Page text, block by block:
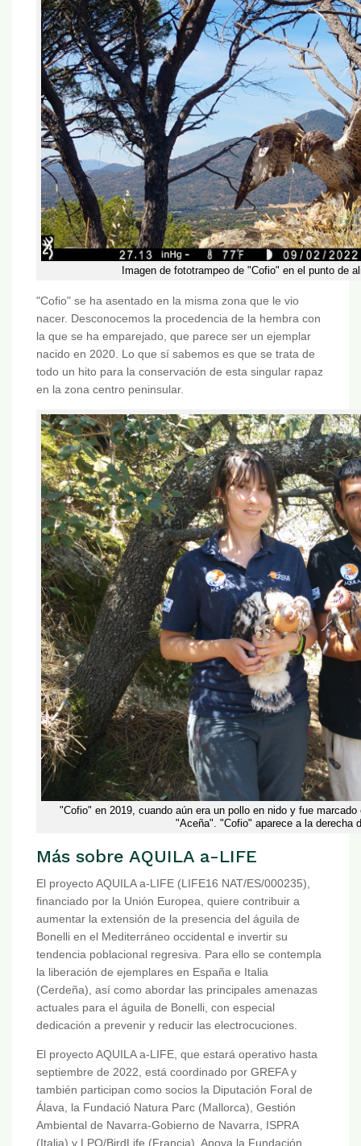
Imagen de fototrampeo de "Cofio" en el punto de
"Cofio" se ha asentado en la misma zona que le vio
nacer. Desconocemos la procedencia de la hembra con
la que se ha emparejado, que parece ser un ejemplar
nacido en 2020. Lo que sí sabemos es que se trata de
todo un hito para la conservación de esta singular rapaz
en la zona centro peninsular.
"Cofio" en 2019, cuando aún era un pollo en nido y fue
"Aceña". "Cofio" aparece a la derecha
Más sobre AQUILA a-LIFE
El proyecto AQUILA a-LIFE (LIFE16 NAT/ES/000235),
financiado por la Unión Europea, quiere contribuir a
aumentar la extensión de la presencia del águila de
Bonelli en el Mediterráneo occidental e invertir su
tendencia poblacional regresiva. Para ello se contempla
la liberación de ejemplares en España e Italia
(Cerdeña), así como abordar las principales amenazas
actuales para el águila de Bonelli, con especial
dedicación a prevenir y reducir las electrocuciones.
El proyecto AQUILA a-LIFE, que estará operativo hasta
septiembre de 2022, está coordinado por GREFA y
también participan como socios la Diputación Foral de
Álava, la Fundació Natura Parc (Mallorca), Gestión
Ambiental de Navarra-Gobierno de Navarra, ISPRA
(Italia) y LPO/BirdLife (Francia). Apoya la Fundación